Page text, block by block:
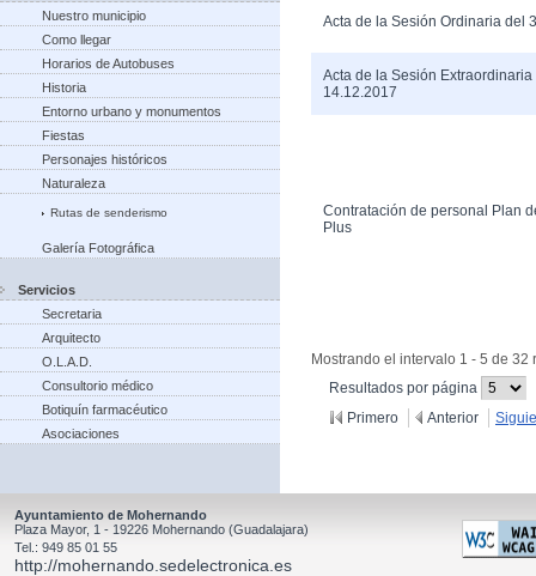
Nuestro municipio
Como llegar
Horarios de Autobuses
Historia
Entorno urbano y monumentos
Fiestas
Personajes históricos
Naturaleza
Rutas de senderismo
Galería Fotográfica
Servicios
Secretaria
Arquitecto
O.L.A.D.
Consultorio médico
Botiquín farmacéutico
Asociaciones
Acta de la Sesión Ordinaria del
Acta de la Sesión Extraordinaria
14.12.2017
Contratación de personal Plan
Plus
Mostrando el intervalo 1 - 5 de 32
Resultados por página
Primero
Anterior
Ayuntamiento de Mohernando
Plaza Mayor, 1 - 19226 Mohernando (Guadalajara)
Tel.: 949 85 01 55
http://mohernando.sedelectronica.es